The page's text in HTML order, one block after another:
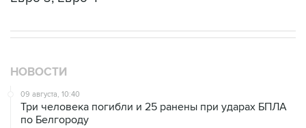
НОВОСТИ
09 августа, 10:40
Три человека погибли и 25 ранены при ударах БПЛА
по Белгороду